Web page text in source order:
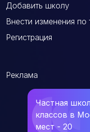
Добавить школу
Внести изменения
Регистрация
Реклама
Частная
классов в
мест - 20